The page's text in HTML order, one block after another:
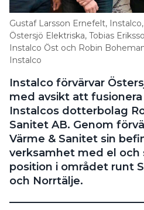
Search for:
Gustaf Larsson Ernefelt,
Östersjö Elektriska, Tobias
Instalco Öst och Robin
Instalco
Instalco förvärvar
med avsikt att
Instalcos dotterbolag
Sanitet AB. Genom
Värme & Sanitet sin
verksamhet med el och
position i området runt
och Norrtälje.